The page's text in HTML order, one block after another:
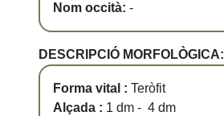
Nom occità: -
DESCRIPCIÓ MORFOLÒGICA:
Forma vital : Teròfit
Alçada : 1 dm - 4 dm